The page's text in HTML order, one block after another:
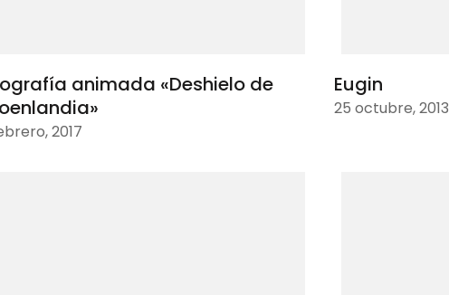
animada «Deshielo de
2017
Eugin
25 octubre, 2013